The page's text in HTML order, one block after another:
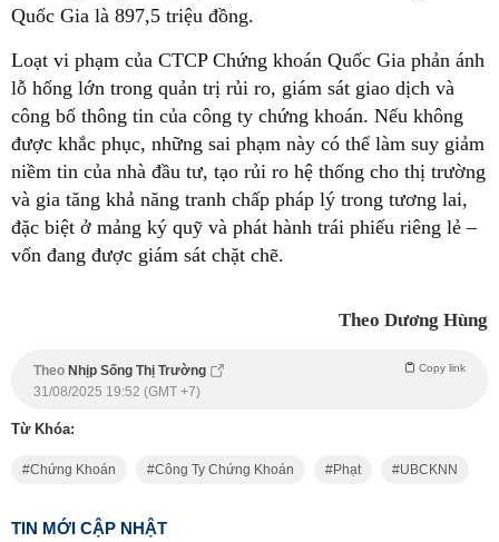
Quốc Gia là 897,5 triệu đồng.
Loạt vi phạm của CTCP Chứng khoán Quốc Gia phản ánh
lỗ hổng lớn trong quản trị rủi ro, giám sát giao dịch và
công bố thông tin của công ty chứng khoán. Nếu không
được khắc phục, những sai phạm này có thể làm suy giảm
niềm tin của nhà đầu tư, tạo rủi ro hệ thống cho thị trường
và gia tăng khả năng tranh chấp pháp lý trong tương lai,
đặc biệt ở mảng ký quỹ và phát hành trái phiếu riêng lẻ –
vốn đang được giám sát chặt chẽ.
Theo Dương Hùng
Theo Nhịp Sống Thị Trường Copy link
31/08/2025 19:52 (GMT +7)
Từ Khóa:
Chứng Khoán Công Ty Chứng Khoán Phạt UBCKNN
TIN MỚI CẬP NHẬT